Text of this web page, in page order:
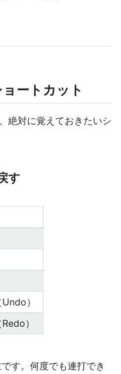
ートカット
絶対に覚えておきたいシ
す
）
）
す。何度でも連打でき